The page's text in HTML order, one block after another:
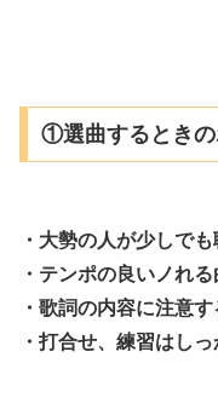
①選曲するときの
・大勢の人が少しで
・テンポの良いノれる
・歌詞の内容に注意
・打合せ、練習はし